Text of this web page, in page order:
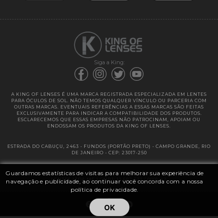
Guardamos estatísticas de visitas para melhorar sua experiência de
navegação e publicidade, ao continuar você concorda com a nossa
política de privacidade.
OK
Siga a King:
A KING OF LENSES É UMA MARCA REGISTRADA ESPECIALIZADA EM LENTES
PARA ÓCULOS DE SOL. NÃO TEMOS QUALQUER VÍNCULO OU PARCERIA COM
OUTRAS MARCAS. EVENTUAIS REFERÊNCIAS A ESSAS MARCAS SÃO FEITAS
EXCLUSIVAMENTE PARA INDICAR A COMPATIBILIDADE DOS PRODUTOS.
ESCLARECEMOS QUE ESSAS EMPRESAS NÃO PATROCINAM, APOIAM OU
ENDOSSAM OS PRODUTOS DA KING OF LENSES.
ESTRADA DO CABUÇU, 2463 - FUNDOS (PORTÃO PRETO) - CAMPO GRANDE, RIO
DE JANEIRO - CEP: 23017-250
@ 2025 | KING OF LENSES - KING OF IMPORTAÇÃO E DISTRIBUIÇÃO DE
LENTES LTDA ME | CNPJ: 13.682.533 / 0001-42